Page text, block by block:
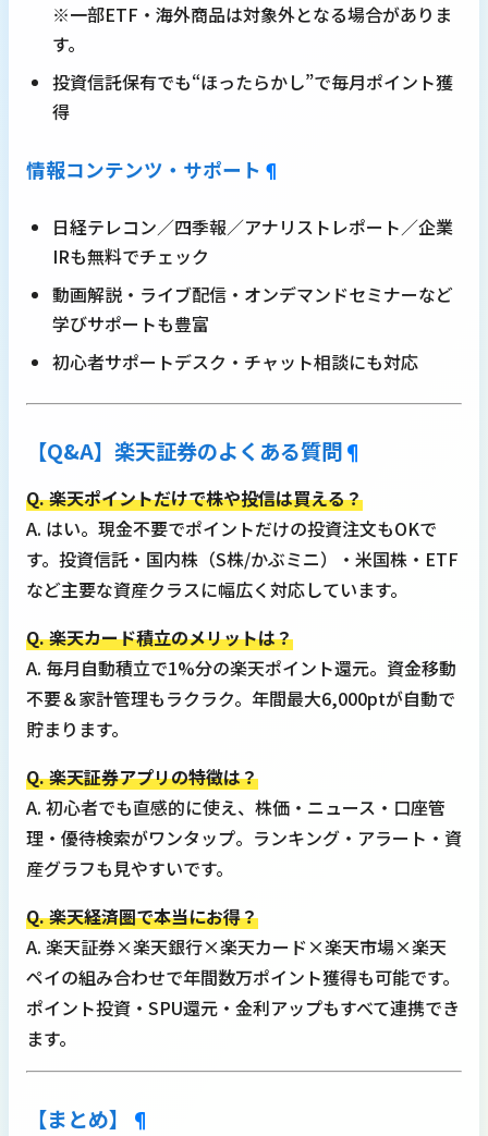
※一部ETF・海外商品は対象外となる場合がありま
す。
投資信託保有でも“ほったらかし”で毎月ポイント獲
得
情報コンテンツ・サポート ¶
日経テレコン／四季報／アナリストレポート／企業
IRも無料でチェック
動画解説・ライブ配信・オンデマンドセミナーなど
学びサポートも豊富
初心者サポートデスク・チャット相談にも対応
【Q&A】楽天証券のよくある質問¶
Q. 楽天ポイントだけで株や投信は買える？
A. はい。現金不要でポイントだけの投資注文もOKで
す。投資信託・国内株（S株/かぶミニ）・米国株・ETF
など主要な資産クラスに幅広く対応しています。
Q. 楽天カード積立のメリットは？
A. 毎月自動積立で1%分の楽天ポイント還元。資金移動
不要＆家計管理もラクラク。年間最大6,000ptが自動で
貯まります。
Q. 楽天証券アプリの特徴は？
A. 初心者でも直感的に使え、株価・ニュース・口座管
理・優待検索がワンタップ。ランキング・アラート・資
産グラフも見やすいです。
Q. 楽天経済圏で本当にお得？
A. 楽天証券×楽天銀行×楽天カード×楽天市場×楽天
ペイの組み合わせで年間数万ポイント獲得も可能です。
ポイント投資・SPU還元・金利アップもすべて連携でき
ます。
【まとめ】 ¶